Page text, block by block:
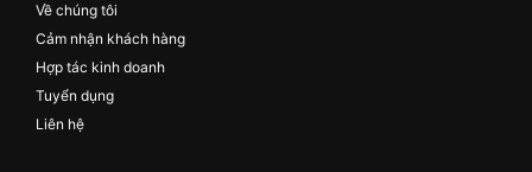
Về chúng tôi
Cảm nhận khách hàng
Hợp tác kinh doanh
Tuyển dụng
Liên hệ